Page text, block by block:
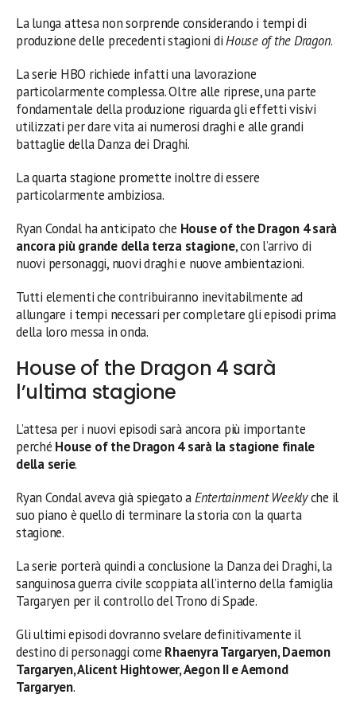
La lunga attesa non sorprende considerando i tempi di
produzione delle precedenti stagioni diHouse of the Dragon.
La serie HBO richiede infatti una lavorazione
particolarmente complessa. Oltre alle riprese, una parte
fondamentale della produzione riguarda gli effetti visivi
utilizzati per dare vita ai numerosi draghi e alle grandi
battaglie della Danza dei Draghi.
La quarta stagione promette inoltre di essere
particolarmente ambiziosa.
Ryan Condal ha anticipato che House of the Dragon 4 sarà
ancora più grande della terza stagione, con l’arrivo di
nuovi personaggi, nuovi draghi e nuove ambientazioni.
Tutti elementi che contribuiranno inevitabilmente ad
allungare i tempi necessari per completare gli episodi prima
della loro messa in onda.
House of the Dragon 4 sarà
l’ultima stagione
L’attesa per i nuovi episodi sarà ancora più importante
perché House of the Dragon 4 sarà la stagione finale
della serie.
Ryan Condal aveva già spiegato aEntertainment Weeklyche il
suo piano è quello di terminare la storia con la quarta
stagione.
La serie porterà quindi a conclusione la Danza dei Draghi, la
sanguinosa guerra civile scoppiata all’interno della famiglia
Targaryen per il controllo del Trono di Spade.
Gli ultimi episodi dovranno svelare definitivamente il
destino di personaggi come Rhaenyra Targaryen, Daemon
Targaryen, Alicent Hightower, Aegon II e Aemond
Targaryen.